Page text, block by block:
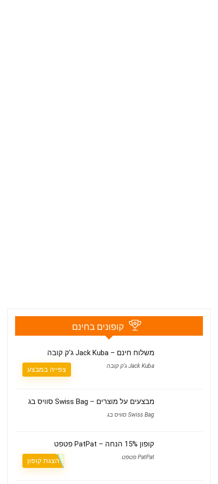
קופונים בחינם
משלוח חינם – Jack Kuba ג'ק קובה
Jack Kuba ג'ק קובה צפייה במבצע
מבצעים על מוצרים – Swiss Bag סוויס בג
Swiss Bag סוויס בג
קופון 15% הנחה – PatPat פטפט
PatPat פטפט הצגת קופון